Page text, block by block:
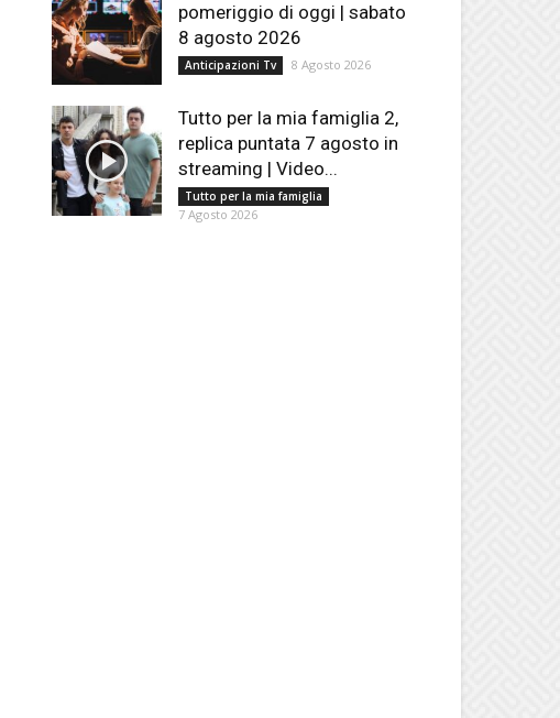
pomeriggio di oggi | sabato
8 agosto 2026
Anticipazioni Tv 8 Agosto 2026
Tutto per la mia famiglia 2,
replica puntata 7 agosto in
streaming | Video...
Tutto per la mia famiglia
7 Agosto 2026